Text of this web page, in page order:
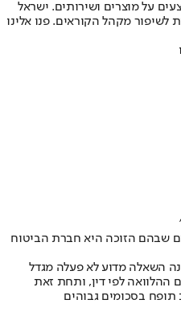
על מוצרים ושירותים. ישראל
לשיפור מקהל הקוראים. פנו אלינו
לפועל: לבחון 200 תיקים שבהם הזוכה היא חברת הביטוח
השאלה מדוע לא פעלה מגדל
לפי דין, ותחת זאת
בסכומים גבוהים